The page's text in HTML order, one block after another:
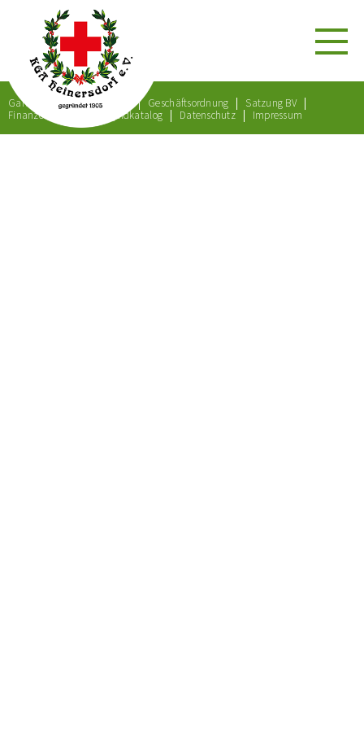
Gartenordnung Satzung Geschäftsordnung
Satzung BV
Finanzordnung
Bußgeldkatalog Datenschutz Impressum